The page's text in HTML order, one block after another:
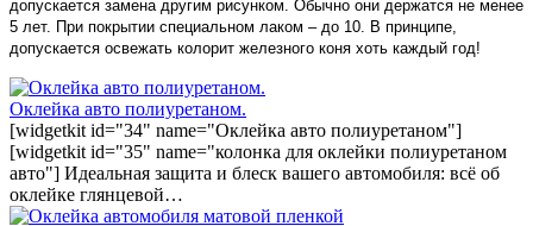
допускается замена другим рисунком. Обычно они держатся не менее
5 лет. При покрытии специальном лаком – до 10. В принципе,
допускается освежать колорит железного коня хоть каждый год!
Оклейка авто полиуретаном.
[widgetkit id="34" name="Оклейка авто полиуретаном"]
[widgetkit id="35" name="колонка для оклейки полиуретаном
авто"] Идеальная защита и блеск вашего автомобиля: всё об
оклейке глянцевой…